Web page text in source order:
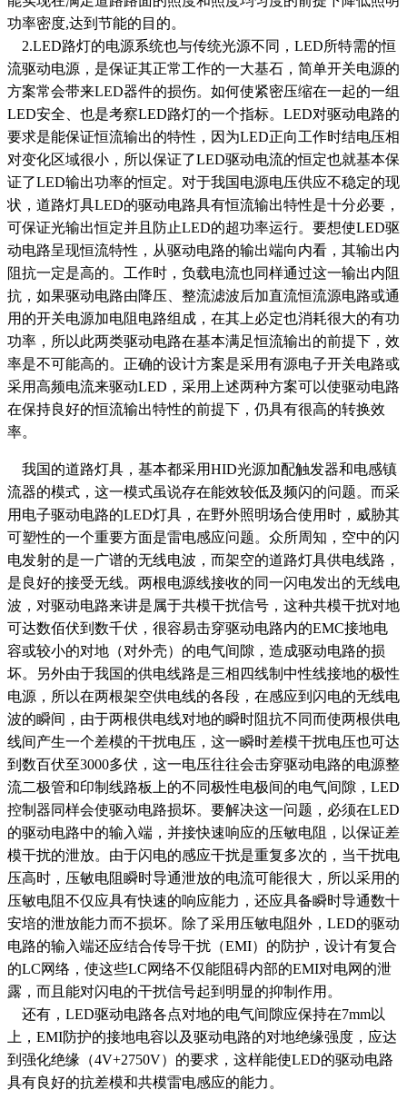
功率密度,达到节能的目的。
2.LED路灯的电源系统也与传统光源不同，LED所特需的恒
流驱动电源，是保证其正常工作的一大基石，简单开关电源的
方案常会带来LED器件的损伤。如何使紧密压缩在一起的一组
LED安全、也是考察LED路灯的一个指标。LED对驱动电路的
要求是能保证恒流输出的特性，因为LED正向工作时结电压相
对变化区域很小，所以保证了LED驱动电流的恒定也就基本保
证了LED输出功率的恒定。对于我国电源电压供应不稳定的现
状，道路灯具LED的驱动电路具有恒流输出特性是十分必要，
可保证光输出恒定并且防止LED的超功率运行。要想使LED驱
动电路呈现恒流特性，从驱动电路的输出端向内看，其输出内
阻抗一定是高的。工作时，负载电流也同样通过这一输出内阻
抗，如果驱动电路由降压、整流滤波后加直流恒流源电路或通
用的开关电源加电阻电路组成，在其上必定也消耗很大的有功
功率，所以此两类驱动电路在基本满足恒流输出的前提下，效
率是不可能高的。正确的设计方案是采用有源电子开关电路或
采用高频电流来驱动LED，采用上述两种方案可以使驱动电路
在保持良好的恒流输出特性的前提下，仍具有很高的转换效
率。
我国的道路灯具，基本都采用HID光源加配触发器和电感镇
流器的模式，这一模式虽说存在能效较低及频闪的问题。而采
用电子驱动电路的LED灯具，在野外照明场合使用时，威胁其
可塑性的一个重要方面是雷电感应问题。众所周知，空中的闪
电发射的是一广谱的无线电波，而架空的道路灯具供电线路，
是良好的接受无线。两根电源线接收的同一闪电发出的无线电
波，对驱动电路来讲是属于共模干扰信号，这种共模干扰对地
可达数佰伏到数千伏，很容易击穿驱动电路内的EMC接地电
容或较小的对地（对外壳）的电气间隙，造成驱动电路的损
坏。另外由于我国的供电线路是三相四线制中性线接地的极性
电源，所以在两根架空供电线的各段，在感应到闪电的无线电
波的瞬间，由于两根供电线对地的瞬时阻抗不同而使两根供电
线间产生一个差模的干扰电压，这一瞬时差模干扰电压也可达
到数百伏至3000多伏，这一电压往往会击穿驱动电路的电源整
流二极管和印制线路板上的不同极性电极间的电气间隙，LED
控制器同样会使驱动电路损坏。要解决这一问题，必须在LED
的驱动电路中的输入端，并接快速响应的压敏电阻，以保证差
模干扰的泄放。由于闪电的感应干扰是重复多次的，当干扰电
压高时，压敏电阻瞬时导通泄放的电流可能很大，所以采用的
压敏电阻不仅应具有快速的响应能力，还应具备瞬时导通数十
安培的泄放能力而不损坏。除了采用压敏电阻外，LED的驱动
电路的输入端还应结合传导干扰（EMI）的防护，设计有复合
的LC网络，使这些LC网络不仅能阻碍内部的EMI对电网的泄
露，而且能对闪电的干扰信号起到明显的抑制作用。
还有，LED驱动电路各点对地的电气间隙应保持在7mm以
上，EMI防护的接地电容以及驱动电路的对地绝缘强度，应达
到强化绝缘（4V+2750V）的要求，这样能使LED的驱动电路
具有良好的抗差模和共模雷电感应的能力。